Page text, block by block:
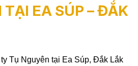
TẠI EA SÚP – ĐẮK
Tụ Nguyên tại Ea Súp, Đắk Lắk